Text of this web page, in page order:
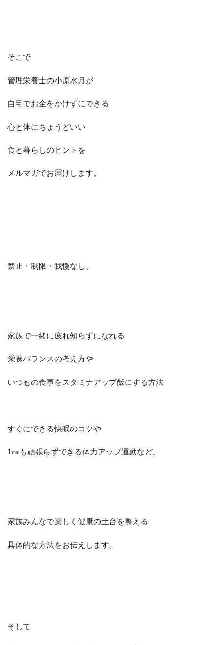
そこで
管理栄養士の小原水月が
自宅でお金をかけずにできる
心と体にちょうどいい
食と暮らしのヒントを
メルマガでお届けします。
禁止・制限・我慢なし。
家族で一緒に疲れ知らずになれる
栄養バランスの考え方や
いつもの食事をスタミナアップ飯にする方法
すぐにできる快眠のコツや
1㎜も頑張らずできる体力アップ運動など。
家族みんなで楽しく健康の土台を整える
具体的な方法をお伝えします。
そして